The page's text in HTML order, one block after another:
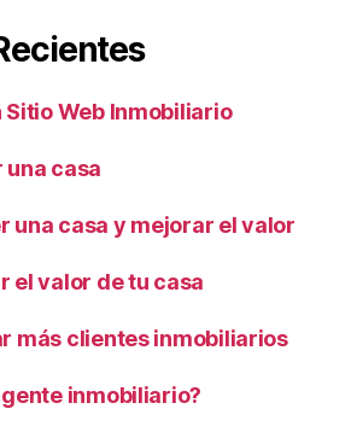
Sitio Web Inmobiliario
una casa
una casa y mejorar el valor
el valor de tu casa
más clientes inmobiliarios
inmobiliario?